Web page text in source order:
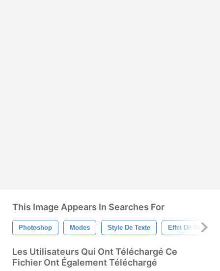
This Image Appears In Searches For
Photoshop Modes Style De Texte Effet De Texte
Les Utilisateurs Qui Ont Téléchargé Ce
Fichier Ont Également Téléchargé